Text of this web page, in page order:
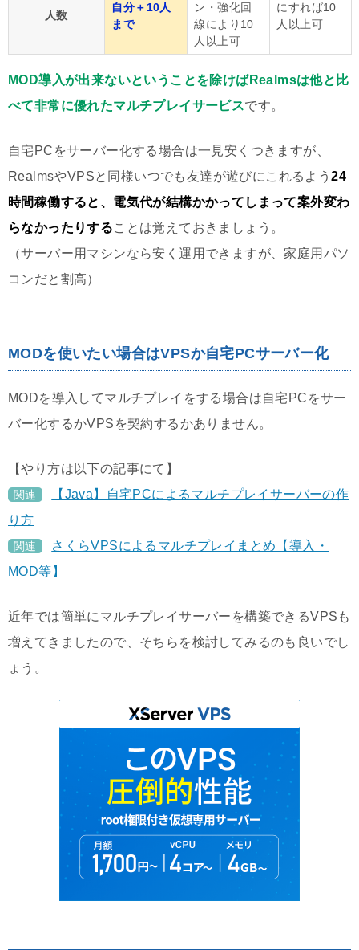
人数
自分＋10人
まで
ン・強化回
線により10
人以上可
にすれば10
人以上可
MOD導入が出来ないということを除けばRealmsは他と比
べて非常に優れたマルチプレイサービスです。
自宅PCをサーバー化する場合は一見安くつきますが、
RealmsやVPSと同様いつでも友達が遊びにこれるよう24
時間稼働すると、電気代が結構かかってしまって案外変わ
らなかったりすることは覚えておきましょう。
（サーバー用マシンなら安く運用できますが、家庭用パソ
コンだと割高）
MODを使いたい場合はVPSか自宅PCサーバー化
MODを導入してマルチプレイをする場合は自宅PCをサー
バー化するかVPSを契約するかありません。
【やり方は以下の記事にて】
関連
【Java】自宅PCによるマルチプレイサーバーの作
り方
関連
さくらVPSによるマルチプレイまとめ【導入・
MOD等】
近年では簡単にマルチプレイサーバーを構築できるVPSも
増えてきましたので、そちらを検討してみるのも良いでし
ょう。